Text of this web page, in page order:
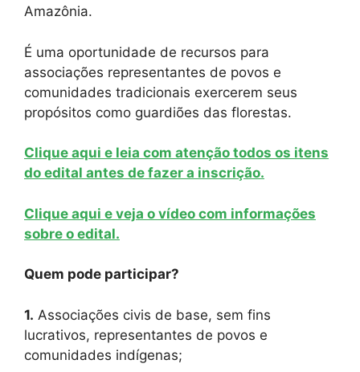
Amazônia.
É uma oportunidade de recursos para
associações representantes de povos e
comunidades tradicionais exercerem seus
propósitos como guardiões das florestas.
Clique aqui e leia com atenção todos os itens
do edital antes de fazer a inscrição.
Clique aqui e veja o vídeo com informações
sobre o edital.
Quem pode participar?
1. Associações civis de base, sem fins
lucrativos, representantes de povos e
comunidades indígenas;